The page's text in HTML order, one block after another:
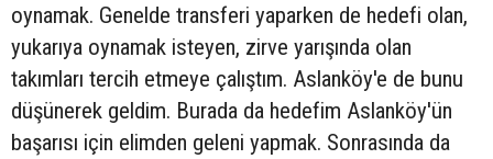
oynamak. Genelde transferi yaparken de hedefi olan,
yukarıya oynamak isteyen, zirve yarışında olan
takımları tercih etmeye çalıştım. Aslanköy'e de bunu
düşünerek geldim. Burada da hedefim Aslanköy'ün
başarısı için elimden geleni yapmak. Sonrasında da